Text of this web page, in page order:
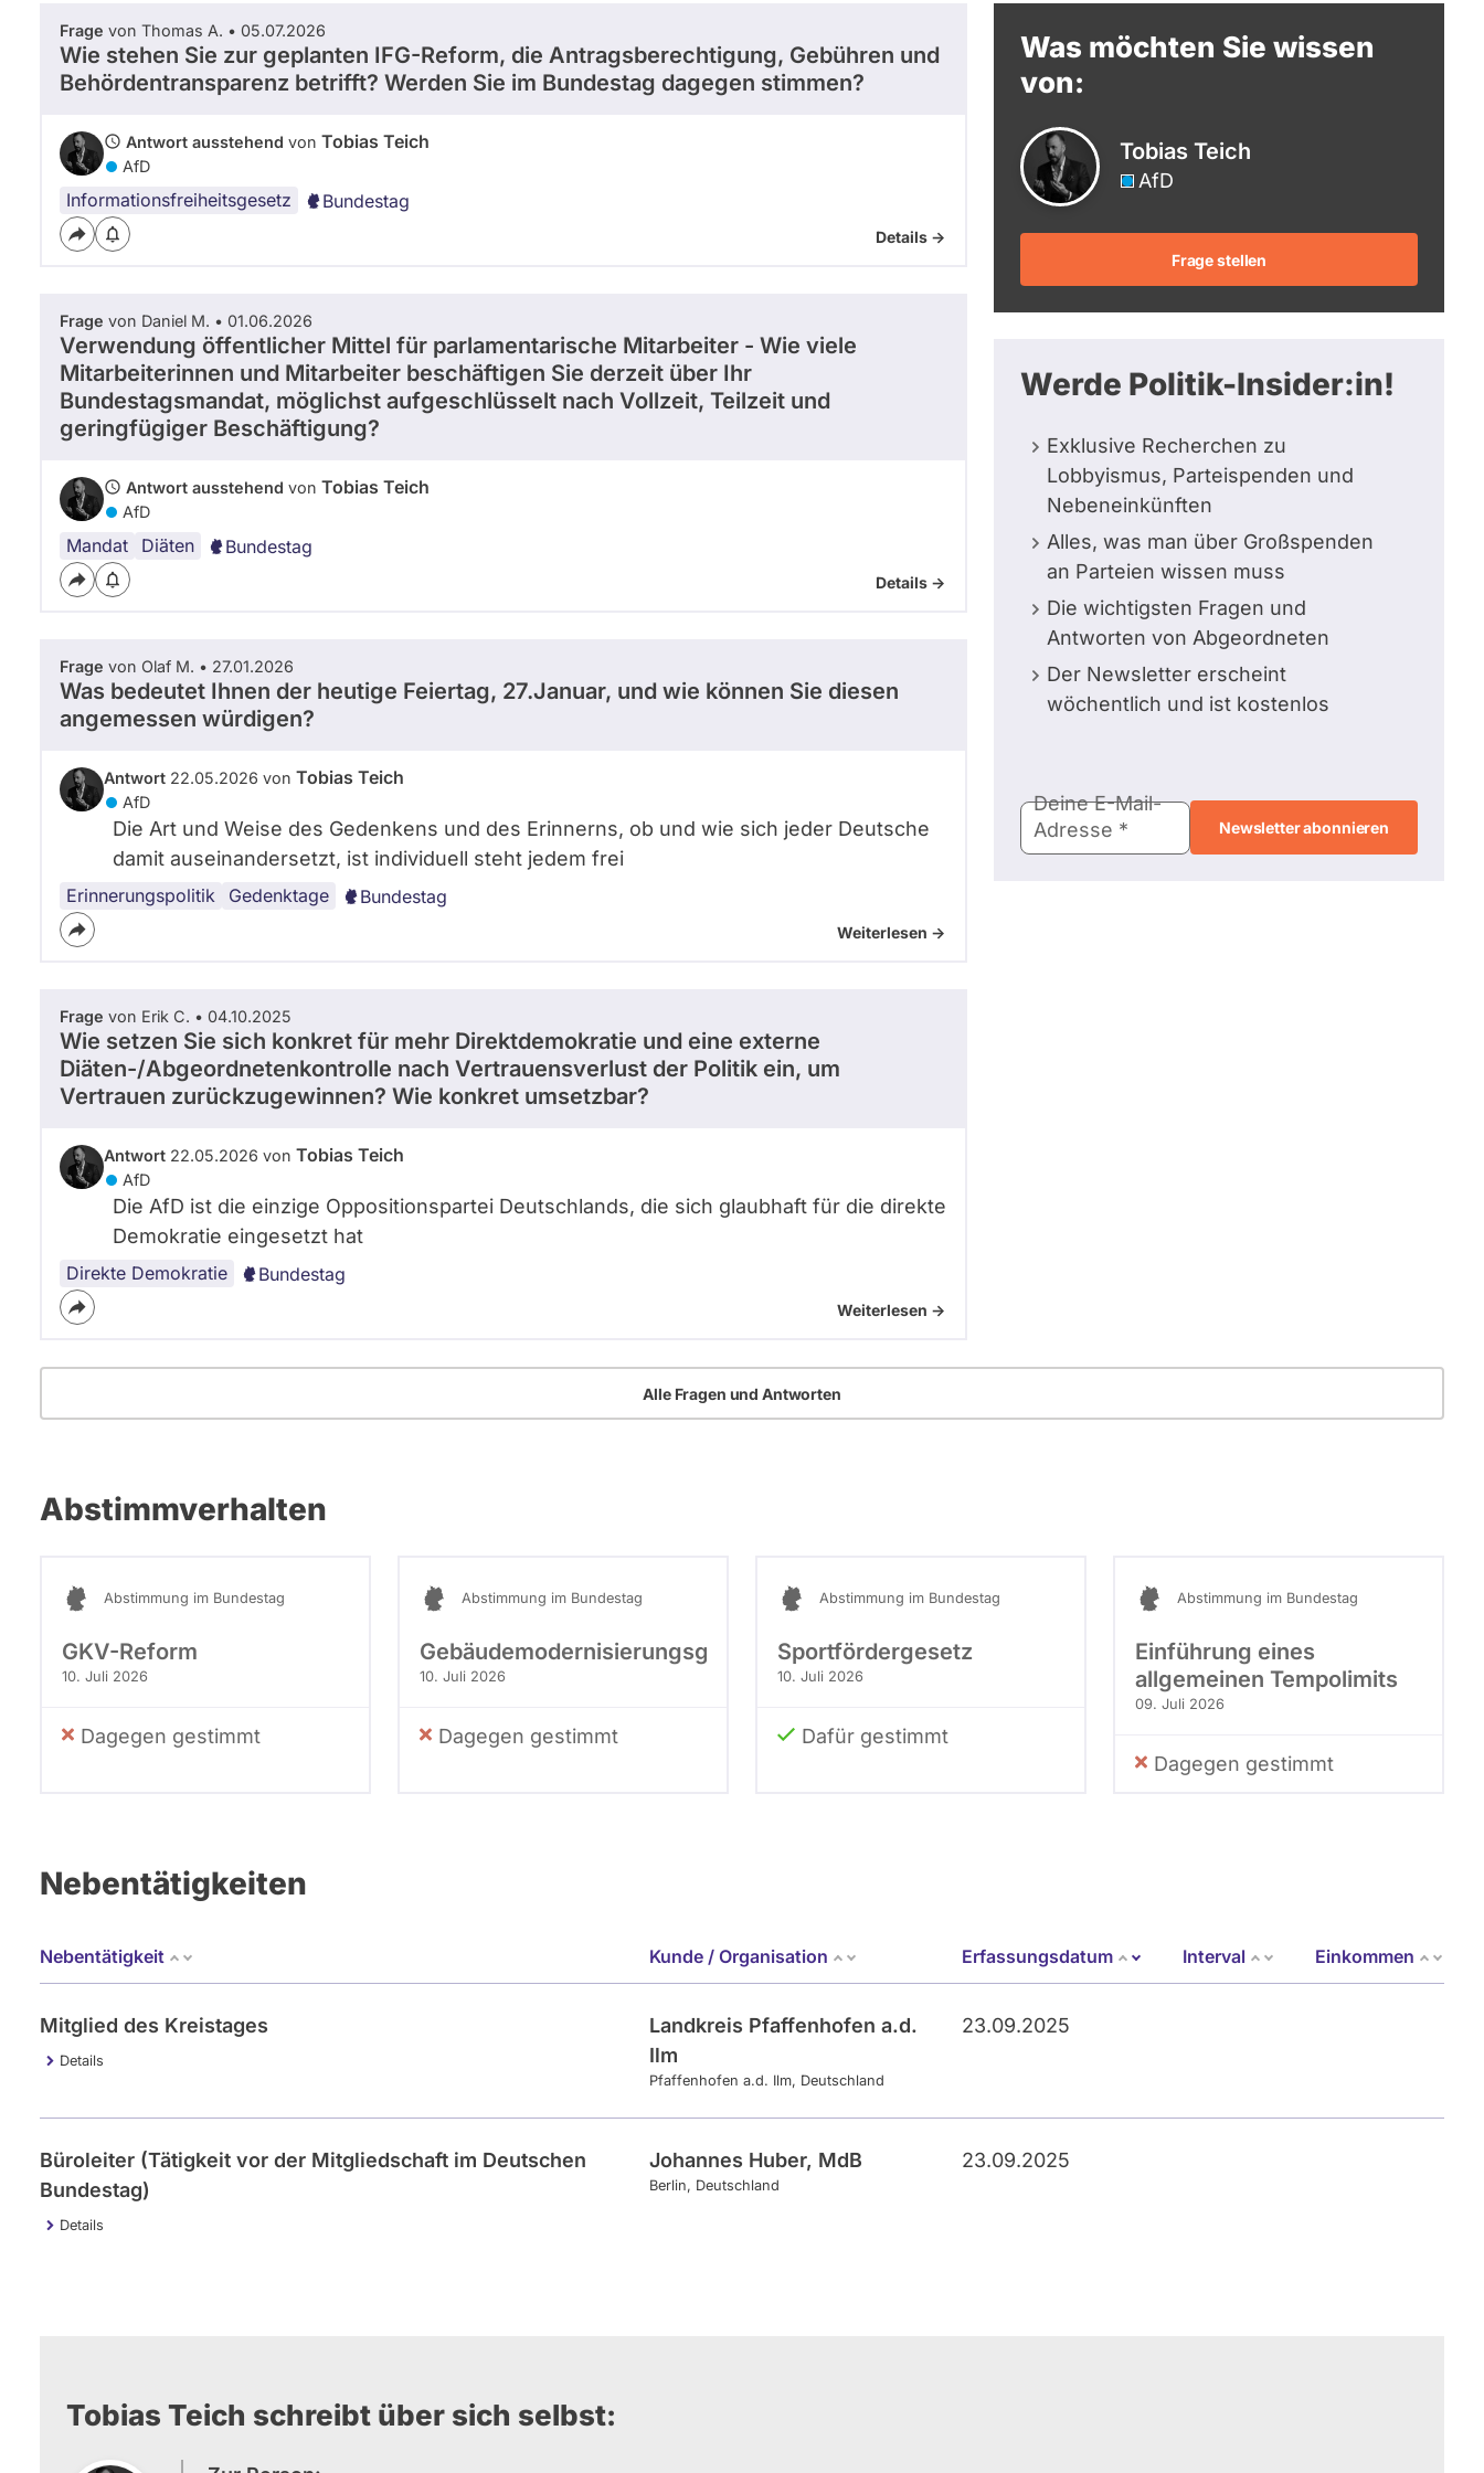
berücksichtigt.
Frage von Thomas A. • 05.07.2026
Wie stehen Sie zur geplanten IFG-Reform, die Antragsberechtigung, Gebühren und
Behördentransparenz betrifft? Werden Sie im Bundestag dagegen stimmen?
Antwort ausstehend von Tobias Teich
AfD
Informationsfreiheitsgesetz Bundestag
Details ->
Frage von Daniel M. • 01.06.2026
Verwendung öffentlicher Mittel für parlamentarische Mitarbeiter - Wie viele
Mitarbeiterinnen und Mitarbeiter beschäftigen Sie derzeit über Ihr
Bundestagsmandat, möglichst aufgeschlüsselt nach Vollzeit, Teilzeit und
geringfügiger Beschäftigung?
Antwort ausstehend von Tobias Teich
AfD
Mandat Diäten Bundestag
Details ->
Frage von Olaf M. • 27.01.2026
Was bedeutet Ihnen der heutige Feiertag, 27.Januar, und wie können Sie diesen
angemessen würdigen?
Antwort 22.05.2026 von Tobias Teich
AfD
Die Art und Weise des Gedenkens und des Erinnerns, ob und wie sich jeder Deutsche
damit auseinandersetzt, ist individuell steht jedem frei
Erinnerungspolitik Gedenktage Bundestag
Weiterlesen ->
Frage von Erik C. • 04.10.2025
Wie setzen Sie sich konkret für mehr Direktdemokratie und eine externe
Diäten-/Abgeordnetenkontrolle nach Vertrauensverlust der Politik ein, um
Vertrauen zurückzugewinnen? Wie konkret umsetzbar?
Antwort 22.05.2026 von Tobias Teich
AfD
Die AfD ist die einzige Oppositionspartei Deutschlands, die sich glaubhaft für die direkte
Demokratie eingesetzt hat
Direkte Demokratie Bundestag
Weiterlesen ->
Was möchten Sie wissen
von:
Tobias Teich
AfD
Frage stellen
Werde Politik-Insider:in!
Exklusive Recherchen zu
Lobbyismus, Parteispenden und
Nebeneinkünften
Alles, was man über Großspenden
an Parteien wissen muss
Die wichtigsten Fragen und
Antworten von Abgeordneten
Der Newsletter erscheint
wöchentlich und ist kostenlos
Mail-
Adresse
Deine E-Mail-
Adresse
Alle Fragen und Antworten
Abstimmverhalten
Abstimmung im Bundestag
GKV-Reform
10. Juli 2026
Dagegen gestimmt
Abstimmung im Bundestag
Gebäudemodernisierungsgesetz
10. Juli 2026
Dagegen gestimmt
Abstimmung im Bundestag
Sportfördergesetz
10. Juli 2026
Dafür gestimmt
Abstimmung im Bundestag
Einführung eines
allgemeinen Tempolimits
09. Juli 2026
Dagegen gestimmt
Nebentätigkeiten
Nebentätigkeit Kunde / Organisation Erfassungsdatum
Aufsteigend sortieren
Interval Einkommen
Mitglied des Kreistages
Details
Landkreis Pfaffenhofen a.d.
Ilm
Pfaffenhofen a.d. Ilm Deutschland
23.09.2025
Büroleiter (Tätigkeit vor der Mitgliedschaft im Deutschen
Bundestag)
Details
Johannes Huber, MdB
Berlin Deutschland
23.09.2025
Tobias Teich schreibt über sich selbst: